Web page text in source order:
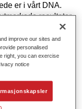
er i vårt DNA.
resultater,
eller de mest
improve our sites and
personalised
right, you can exercise
notice